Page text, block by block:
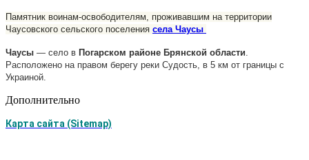
Памятник воинам-освободителям, проживавшим на территории
Чаусовского сельского поселения села Чаусы
Чаусы — село в Погарском районе Брянской области.
Расположено на правом берегу реки Судость, в 5 км от границы с
Украиной.
Дополнительно
Карта сайта (Sitemap)